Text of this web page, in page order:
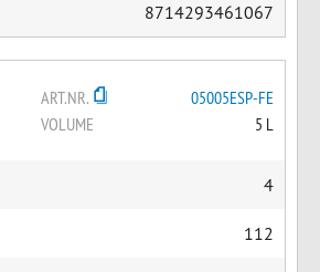
8714293461067
ART.NR.
05005ESP-FE
VOLUME
5 L
4
112